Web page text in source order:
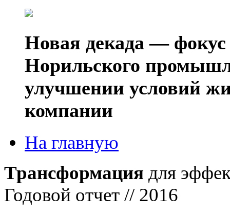
Новая декада — фокус
Норильского
улучшении условий
компании
На главную
Трансформация для
Годовой отчет // 2016